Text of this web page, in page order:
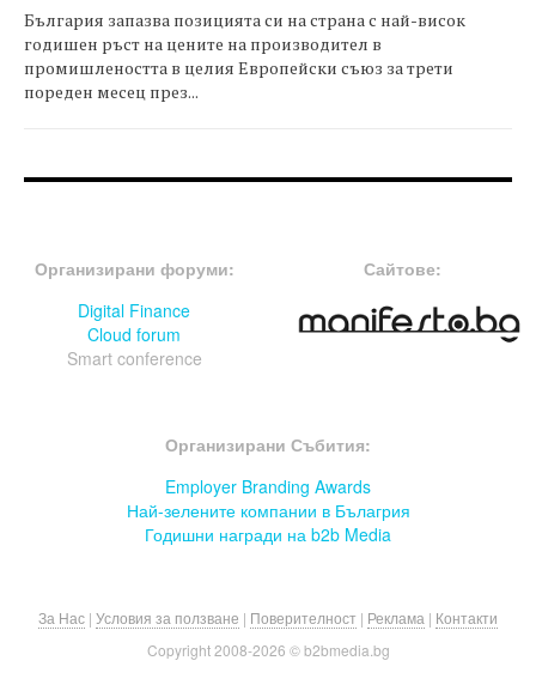
България запазва позицията си на страна с най-висок
годишен ръст на цените на производител в
промишлеността в целия Европейски съюз за трети
пореден месец през...
Организирани форуми:
Digital Finance
Cloud forum
Smart conference
Сайтове:
Организирани Събития:
Employer Branding Awards
Най-зелените компании в Бълагрия
Годишни награди на b2b Media
За Нас | Условия за ползване | Поверителност | Реклама | Контакти
Copyright 2008-2026 © b2bmedia.bg